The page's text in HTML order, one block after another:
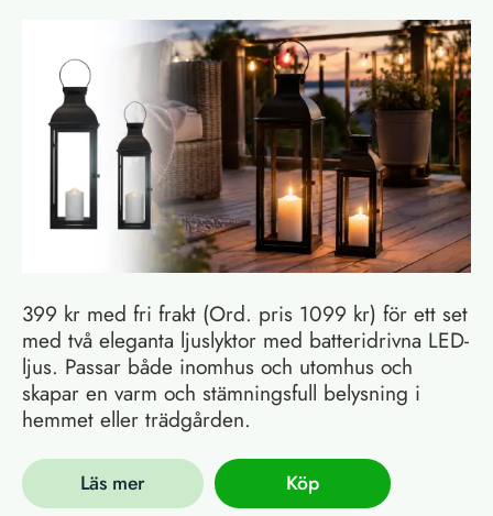
399 kr med fri frakt (Ord. pris 1099 kr) för ett set
med två eleganta ljuslyktor med batteridrivna LED-
ljus. Passar både inomhus och utomhus och
skapar en varm och stämningsfull belysning i
hemmet eller trädgården.
Läs mer Köp